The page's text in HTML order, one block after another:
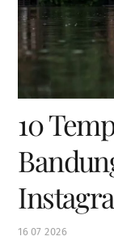
16 07 2026
10